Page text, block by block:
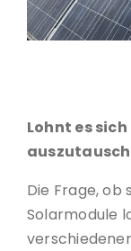
Lohnt es
Die Frage, ob
Solarmodule